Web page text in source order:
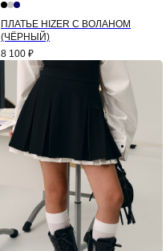
ПЛАТЬЕ HIZER С ВОЛАНОМ
(ЧЁРНЫЙ)
8 100 ₽